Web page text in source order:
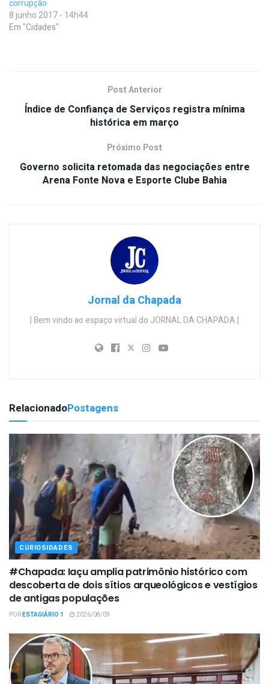
corrupção
8 junho 2017 - 14h44
Em "Cidades"
Post Anterior
Índice de Confiança de Serviços registra mínima
histórica em março
Próximo Post
Governo solicita retomada das negociações entre
Arena Fonte Nova e Esporte Clube Bahia
Jornal da Chapada
| Bem vindo ao espaço virtual do JORNAL DA CHAPADA |
RelacionadoPostagens
CURIOSIDADES
#Chapada: Iaçu amplia patrimônio histórico com
descoberta de dois sítios arqueológicos e vestígios
de antigas populações
PORESTAGIÁRIO 1 2026/08/09